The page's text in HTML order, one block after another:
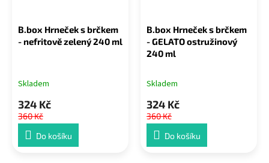
B.box Hrneček s brčkem
- nefritově zelený 240 ml
Skladem
324 Kč
360 Kč
Do košíku
B.box Hrneček s brčkem
- GELATO ostružinový
240 ml
Skladem
324 Kč
360 Kč
Do košíku